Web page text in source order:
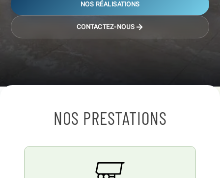
NOS RÉALISATIONS
CONTACTEZ-NOUS
NOS PRESTATIONS